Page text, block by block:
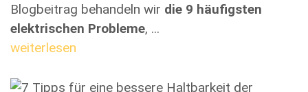
Blogbeitrag behandeln wir die 9 häufigsten
elektrischen Probleme, ...
weiterlesen